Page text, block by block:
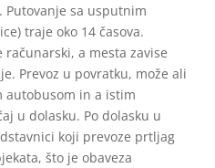
sa usputnim
traje oko 14 časova.
računarski, a mesta zavise
Prevoz u povratku, može ali
autobusom in a istim
u dolasku. Po dolasku u
koji prevoze prtljag
što je obaveza